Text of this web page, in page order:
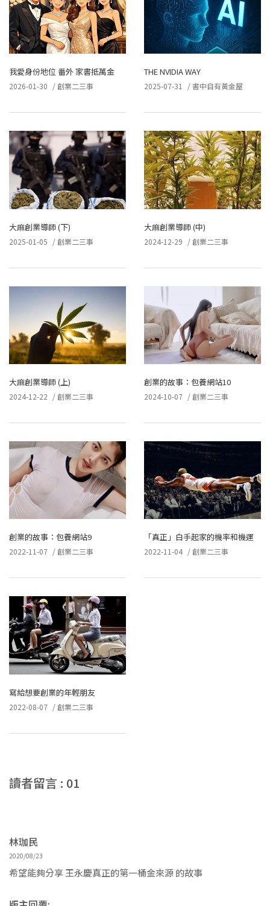
我愛身份地位 番外 家書抵萬金
2026-01-30 /創業二三事
THE NVIDIA WAY
2025-07-31 /書中自有黃金屋
大麻創業導師 (下)
2025-01-05 /創業二三事
大麻創業導師 (中)
2024-12-29 /創業二三事
大麻創業導師 (上)
2024-12-22 /創業二三事
創業的故事：包養網站10
2024-10-07 /創業二三事
創業的故事：包養網站9
2022-11-07 /創業二三事
「真正」白手起家的機率和機運
2022-11-04 /創業二三事
寫給想要創業的年輕朋友
2022-08-07 /創業二三事
讀者留言 : 01
林珈民
2020/08/23
希望能夠分享 王永慶真正的第一桶金來源 的故事